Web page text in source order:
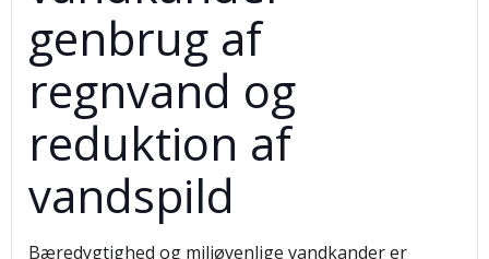
genbrug af
regnvand og
reduktion af
vandspild
Bæredygtighed og miljøvenlige vandkander er